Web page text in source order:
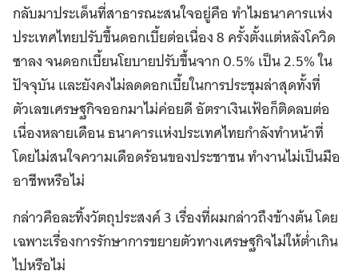
กลับมาประเด็นที่สาธารณะสนใจอยู่คือ ทำไมธนาคารแห่ง
ประเทศไทยปรับขึ้นดอกเบี้ยต่อเนื่อง 8 ครั้งตั้งแต่หลังโควิด
ซาลง จนดอกเบี้ยนโยบายปรับขึ้นจาก 0.5% เป็น 2.5% ใน
ปัจจุบัน และยังคงไม่ลดดอกเบี้ยในการประชุมล่าสุดทั้งที่
ตัวเลขเศรษฐกิจออกมาไม่ค่อยดี อัตราเงินเฟ้อก็ติดลบต่อ
เนื่องหลายเดือน ธนาคารแห่งประเทศไทยกำลังทำหน้าที่
โดยไม่สนใจความเดือดร้อนของประชาชน ทำงานไม่เป็นมือ
อาชีพหรือไม่
กล่าวคือละทิ้งวัตถุประสงค์ 3 เรื่องที่ผมกล่าวถึงข้างต้น โดย
เฉพาะเรื่องการรักษาการขยายตัวทางเศรษฐกิจไม่ให้ต่ำเกิน
ไปหรือไม่